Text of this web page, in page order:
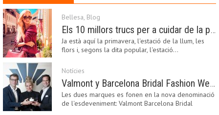
Bellesa, Blog
Els 10 millors trucs per a cuidar de la pell a la primavera
Ja està aquí la primavera, l'estació de la llum, les
flors i, segons la dita popular, l'estació…
Notícies
Valmont y Barcelona Bridal Fashion Week s’uneixen per donar impuls a la creativitat, la innovació i el disseny de la moda nupcial
Les dues marques es fonen en la nova denominació
de l'esdeveniment: Valmont Barcelona Bridal